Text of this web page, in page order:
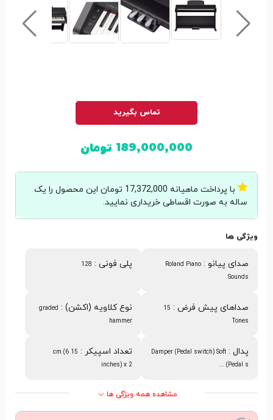
تماس بگیرید
189,000,000 تومان
با پرداخت ماهیانه 17,372,000 تومان این محصول را یک
ساله به صورت اقساطی خریداری نمایید.
ویژگی ها
صدای پیانو :
Roland Piano
Sounds
پلی فونی :
128
صداهای پیش فرض :
15
Tones
نوع کلاویه (اکشن) :
graded
hammer
پدال :
Damper (Pedal switch) Soft
(Pedal s ...
تعداد اسپیکر :
15 cm (6
inches) x 2
مشاهده همه ویژگی ها